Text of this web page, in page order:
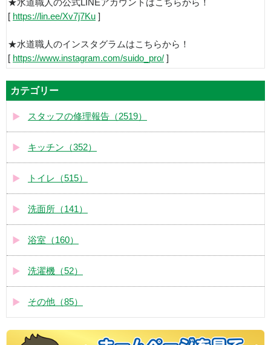
★水道職人の公式LINEアカウントはこちらから！
[ https://lin.ee/Xv7j7Ku ]
★水道職人のインスタグラムはこちらから！
[ https://www.instagram.com/suido_pro/ ]
カテゴリー
スタッフの修理報告（2519）
キッチン（352）
トイレ（515）
洗面所（141）
浴室（160）
洗濯機（52）
その他（85）